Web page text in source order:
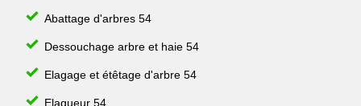
Abattage d'arbres 54
Dessouchage arbre et haie 54
Elagage et étêtage d'arbre 54
Elagueur 54